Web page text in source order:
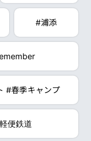
#浦添
#春季キャンプ
便鉄道